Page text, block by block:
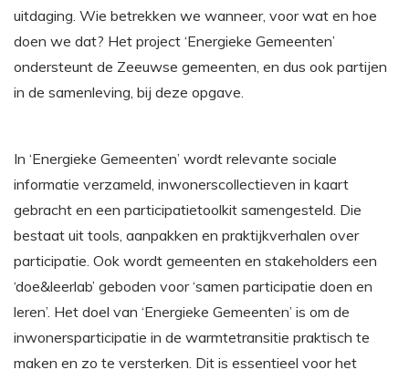
uitdaging. Wie betrekken we wanneer, voor wat en hoe
doen we dat? Het project ‘Energieke Gemeenten’
ondersteunt de Zeeuwse gemeenten, en dus ook partijen
in de samenleving, bij deze opgave.
In ‘Energieke Gemeenten’ wordt relevante sociale
informatie verzameld, inwonerscollectieven in kaart
gebracht en een participatietoolkit samengesteld. Die
bestaat uit tools, aanpakken en praktijkverhalen over
participatie. Ook wordt gemeenten en stakeholders een
‘doe&leerlab’ geboden voor ‘samen participatie doen en
leren’. Het doel van ‘Energieke Gemeenten’ is om de
inwonersparticipatie in de warmtetransitie praktisch te
maken en zo te versterken. Dit is essentieel voor het